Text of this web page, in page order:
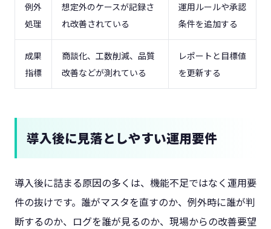
例外
処理
想定外のケースが記録さ
れ改善されている
運用ルールや承認
条件を追加する
成果
指標
商談化、工数削減、品質
改善などが測れている
レポートと目標値
を更新する
導入後に見落としやすい運用要件
導入後に詰まる原因の多くは、機能不足ではなく運用要
件の抜けです。誰がマスタを直すのか、例外時に誰が判
断するのか、ログを誰が見るのか、現場からの改善要望